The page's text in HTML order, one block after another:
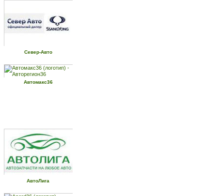
Север-Авто
Автомакс36
АвтоЛига